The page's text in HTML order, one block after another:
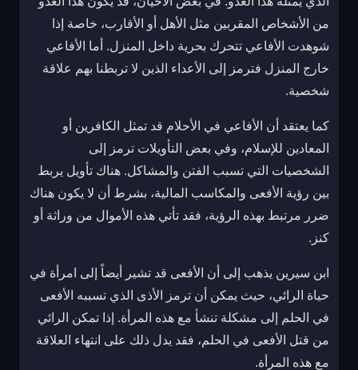
من الأشخاص المقربين مثل الأهل أو الأقارب، خاصة إذا
شوهدت الأفاعي تتحرك بحرية داخل المنزل. أما الأفاعي
خارج المنزل فترمز إلى الأعداء الذين لا تربطنا بهم علاقة
شخصية.
كما يعتقد أن الأفاعي في الأحلام قد تمثل الكافرين أو
المعادين للإسلام، وفي بعض التأويلات ترمز إلى
الشخصيات التي تسبب الفتن والمشاكل. هناك تأويل يربط
بين رؤية الأفعى والمكاسب المالية، بشرط أن لا يكون هناك
ضرر مرتبط بهذه الرؤية، فقد تأتي هذه الأموال من وراثة أو
كنز.
ابن سيرين يذهب إلى أن الأفعى قد تشير أيضاً إلى امرأة في
حياة الرائي، حيث يمكن أن ترمز الأذى الذي تسببه الأفعى
في الحلم إلى مشكلة تنشأ مع هذه المرأة. إذا تمكن الرائي
من قتل الأفعى في الحلم، فقد يدل ذلك على انتهاء العلاقة
مع هذه المرأة.